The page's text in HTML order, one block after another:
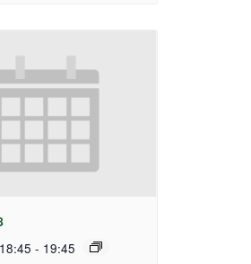
- 19:45